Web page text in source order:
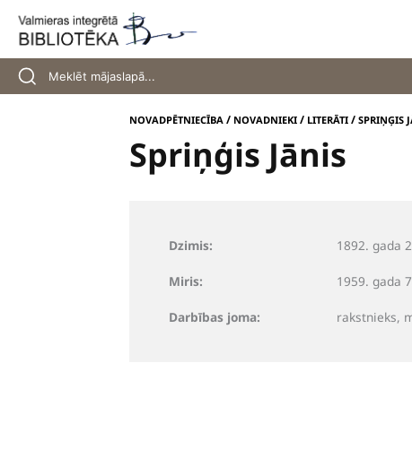
content
NOVADPĒTNIECĪBA / NOVADNIEKI / LITERĀTI /SPRIŅĢIS
Spriņģis Jānis
Dzimis: 1892. gada
Miris: 1959. gada
Darbības joma: rakstnieks,